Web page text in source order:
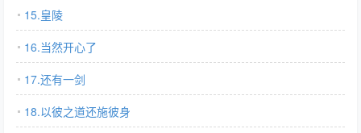
15.皇陵
16.当然开心了
17.还有一剑
18.以彼之道还施彼身